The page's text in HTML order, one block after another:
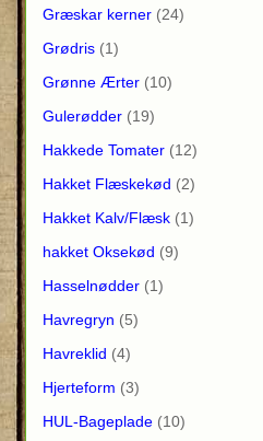
Græskar kerner (24)
Grødris (1)
Grønne Ærter (10)
Gulerødder (19)
Hakkede Tomater (12)
Hakket Flæskekød (2)
Hakket Kalv/Flæsk (1)
hakket Oksekød (9)
Hasselnødder (1)
Havregryn (5)
Havreklid (4)
Hjerteform (3)
HUL-Bageplade (10)